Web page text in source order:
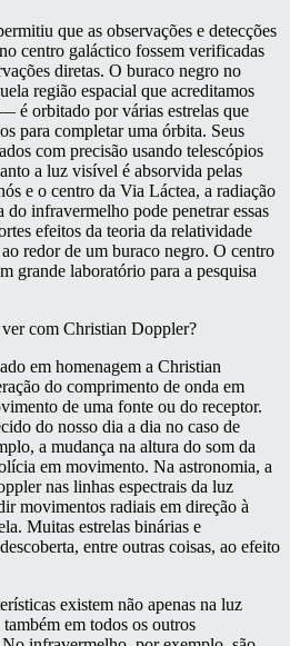
que as observações e detecções
centro galáctico fossem verificadas
diretas. O buraco negro no
região espacial que acreditamos
é orbitado por várias estrelas que
para completar uma órbita. Seus
com precisão usando telescópios
a luz visível é absorvida pelas
e o centro da Via Láctea, a radiação
do infravermelho pode penetrar essas
efeitos da teoria da relatividade
redor de um buraco negro. O centro
grande laboratório para a pesquisa
com Christian Doppler?
em homenagem a Christian
do comprimento de onda em
de uma fonte ou do receptor.
do nosso dia a dia no caso de
a mudança na altura do som da
em movimento. Na astronomia, a
nas linhas espectrais da luz
movimentos radiais em direção à
Muitas estrelas binárias e
entre outras coisas, ao efeito
existem não apenas na luz
em todos os outros